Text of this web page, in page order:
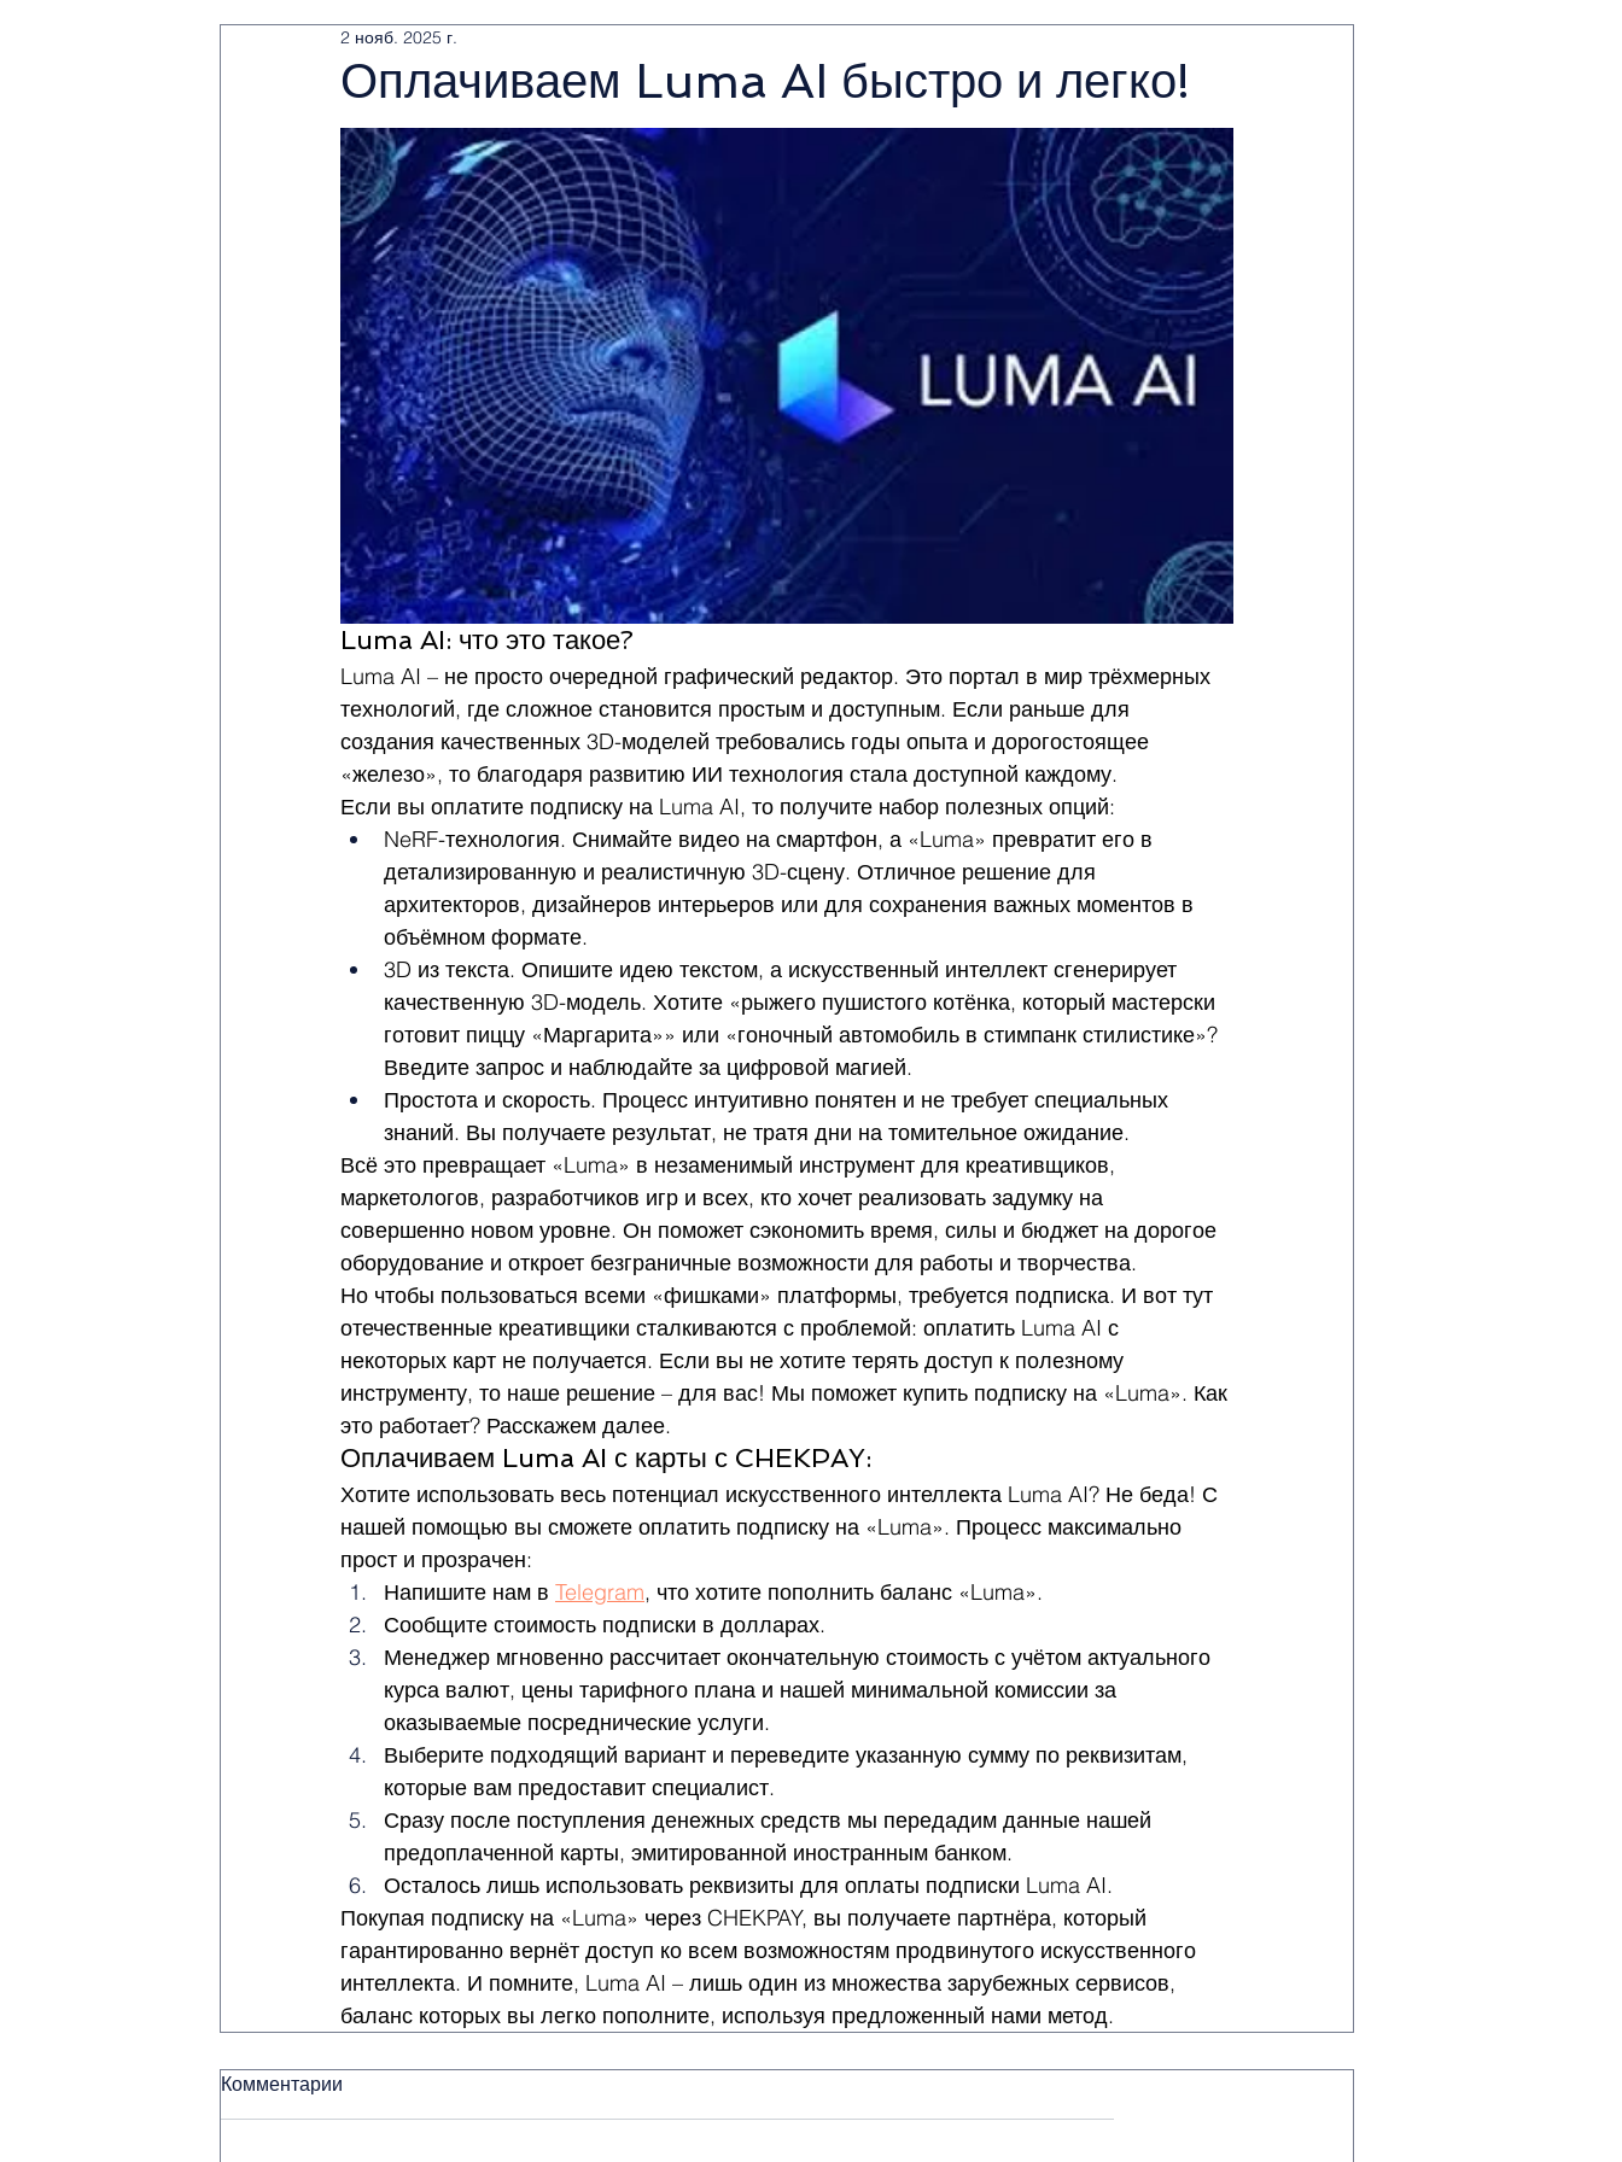
Оплачиваем Luma AI быстро и легко!
2 нояб. 2025 г.
Luma AI: что это такое?
Luma AI – не просто очередной графический редактор. Это портал в мир трёхмерных
технологий, где сложное становится простым и доступным. Если раньше для
создания качественных 3D-моделей требовались годы опыта и дорогостоящее
«железо», то благодаря развитию ИИ технология стала доступной каждому.
Если вы оплатите подписку на Luma AI, то получите набор полезных опций:
NeRF-технология. Снимайте видео на смартфон, а «Luma» превратит его в
детализированную и реалистичную 3D-сцену. Отличное решение для
архитекторов, дизайнеров интерьеров или для сохранения важных моментов в
объёмном формате.
3D из текста. Опишите идею текстом, а искусственный интеллект сгенерирует
качественную 3D-модель. Хотите «рыжего пушистого котёнка, который мастерски
готовит пиццу «Маргарита»» или «гоночный автомобиль в стимпанк стилистике»?
Введите запрос и наблюдайте за цифровой магией.
Простота и скорость. Процесс интуитивно понятен и не требует специальных
знаний. Вы получаете результат, не тратя дни на томительное ожидание.
Всё это превращает «Luma» в незаменимый инструмент для креативщиков,
маркетологов, разработчиков игр и всех, кто хочет реализовать задумку на
совершенно новом уровне. Он поможет сэкономить время, силы и бюджет на дорогое
оборудование и откроет безграничные возможности для работы и творчества.
Но чтобы пользоваться всеми «фишками» платформы, требуется подписка. И вот тут
отечественные креативщики сталкиваются с проблемой: оплатить Luma AI с
некоторых карт не получается. Если вы не хотите терять доступ к полезному
инструменту, то наше решение – для вас! Мы поможет купить подписку на «Luma». Как
это работает? Расскажем далее.
Оплачиваем Luma AI с карты с CHEKPAY:
Хотите использовать весь потенциал искусственного интеллекта Luma AI? Не беда! С
нашей помощью вы сможете оплатить подписку на «Luma». Процесс максимально
прост и прозрачен:
Напишите нам в Telegram, что хотите пополнить баланс «Luma».
Сообщите стоимость подписки в долларах.
Менеджер мгновенно рассчитает окончательную стоимость с учётом актуального
курса валют, цены тарифного плана и нашей минимальной комиссии за
оказываемые посреднические услуги.
Выберите подходящий вариант и переведите указанную сумму по реквизитам,
которые вам предоставит специалист.
Сразу после поступления денежных средств мы передадим данные нашей
предоплаченной карты, эмитированной иностранным банком.
Осталось лишь использовать реквизиты для оплаты подписки Luma AI.
Покупая подписку на «Luma» через CHEKPAY, вы получаете партнёра, который
гарантированно вернёт доступ ко всем возможностям продвинутого искусственного
интеллекта. И помните, Luma AI – лишь один из множества зарубежных сервисов,
баланс которых вы легко пополните, используя предложенный нами метод.
Комментарии